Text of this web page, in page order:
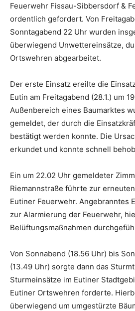
Feuerwehr Fissau-Sibbersdorf &
ordentlich gefordert. Von
Sonntagabend 22 Uhr wurden
überwiegend Unwettereinsätze,
Ortswehren abgearbeitet.
Der erste Einsatz ereilte die
Eutin am Freitagabend (28.1.) um
Außenbereich eines Baumarktes
gemeldet, der durch die
bestätigt werden konnte. Die
erkundet und konnte schnell
Ein um 22.02 Uhr gemeldeter
Riemannstraße führte zur
Eutiner Feuerwehr. Angebranntes
zur Alarmierung der Feuerwehr,
Belüftungsmaßnahmen
Von Sonnabend (18.56 Uhr) bis
(13.49 Uhr) sorgte dann das
Sturmeinsätze im Eutiner
Eutiner Ortswehren forderte.
überwiegend um umgestürzte